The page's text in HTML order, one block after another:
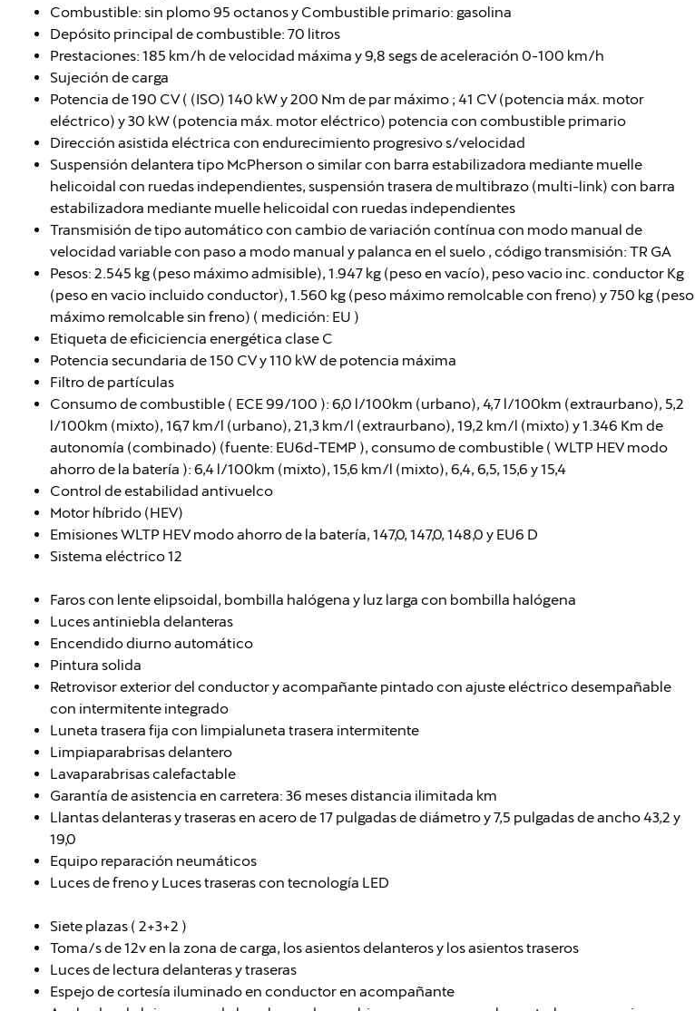
Combustible: sin plomo 95 octanos y Combustible primario: gasolina
Depósito principal de combustible: 70 litros
Prestaciones: 185 km/h de velocidad máxima y 9,8 segs de aceleración 0-100 km/h
Sujeción de carga
Potencia de 190 CV ( (ISO) 140 kW y 200 Nm de par máximo ; 41 CV (potencia máx. motor
eléctrico) y 30 kW (potencia máx. motor eléctrico) potencia con combustible primario
Dirección asistida eléctrica con endurecimiento progresivo s/velocidad
Suspensión delantera tipo McPherson o similar con barra estabilizadora mediante muelle
helicoidal con ruedas independientes, suspensión trasera de multibrazo (multi-link) con barra
estabilizadora mediante muelle helicoidal con ruedas independientes
Transmisión de tipo automático con cambio de variación contínua con modo manual de
velocidad variable con paso a modo manual y palanca en el suelo , código transmisión: TR GA
Pesos: 2.545 kg (peso máximo admisible), 1.947 kg (peso en vacío), peso vacio inc. conductor Kg
(peso en vacio incluido conductor), 1.560 kg (peso máximo remolcable con freno) y 750 kg (peso
máximo remolcable sin freno) ( medición: EU )
Etiqueta de eficiciencia energética clase C
Potencia secundaria de 150 CV y 110 kW de potencia máxima
Filtro de partículas
Consumo de combustible ( ECE 99/100 ): 6,0 l/100km (urbano), 4,7 l/100km (extraurbano), 5,2
l/100km (mixto), 16,7 km/l (urbano), 21,3 km/l (extraurbano), 19,2 km/l (mixto) y 1.346 Km de
autonomía (combinado) (fuente: EU6d-TEMP ), consumo de combustible ( WLTP HEV modo
ahorro de la batería ): 6,4 l/100km (mixto), 15,6 km/l (mixto), 6,4, 6,5, 15,6 y 15,4
Control de estabilidad antivuelco
Motor híbrido (HEV)
Emisiones WLTP HEV modo ahorro de la batería, 147,0, 147,0, 148,0 y EU6 D
Sistema eléctrico 12
Faros con lente elipsoidal, bombilla halógena y luz larga con bombilla halógena
Luces antiniebla delanteras
Encendido diurno automático
Pintura solida
Retrovisor exterior del conductor y acompañante pintado con ajuste eléctrico desempañable
con intermitente integrado
Luneta trasera fija con limpialuneta trasera intermitente
Limpiaparabrisas delantero
Lavaparabrisas calefactable
Garantía de asistencia en carretera: 36 meses distancia ilimitada km
Llantas delanteras y traseras en acero de 17 pulgadas de diámetro y 7,5 pulgadas de ancho 43,2 y
19,0
Equipo reparación neumáticos
Luces de freno y Luces traseras con tecnología LED
Siete plazas ( 2+3+2 )
Toma/s de 12v en la zona de carga, los asientos delanteros y los asientos traseros
Luces de lectura delanteras y traseras
Espejo de cortesía iluminado en conductor en acompañante